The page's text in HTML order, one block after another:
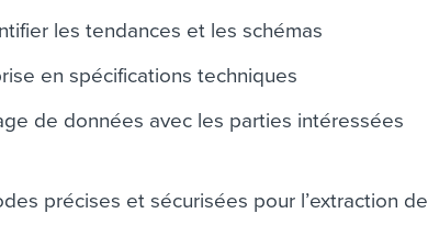
les tendances et les schémas
en spécifications techniques
de données avec les parties intéressées
précises et sécurisées pour l’extraction de